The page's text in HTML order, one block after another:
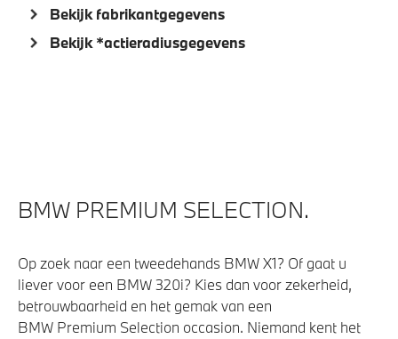
Bandenspanningsweergavesysteem
Driving Assistant Professional
Active Steering
Veiligheid
Bekijk fabrikantgegevens
Bekijk *actieradiusgegevens
BMW PREMIUM SELECTION.
Op zoek naar een tweedehands BMW X1? Of gaat u
liever voor een BMW 320i? Kies dan voor zekerheid,
betrouwbaarheid en het gemak van een
BMW Premium Selection occasion. Niemand kent het